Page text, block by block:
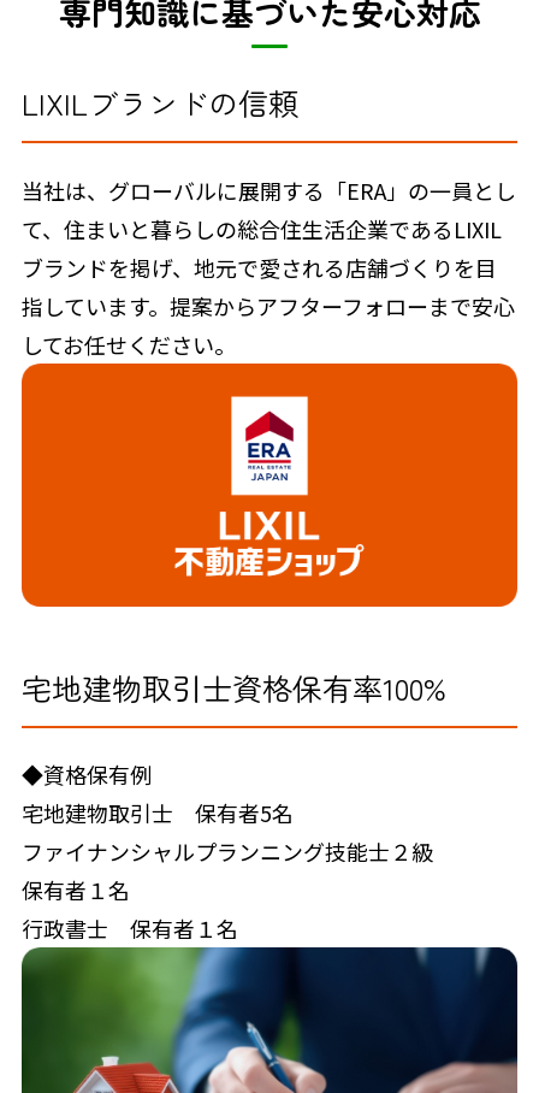
専門知識に基づいた安心対応
LIXILブランドの信頼
当社は、グローバルに展開する「ERA」の一員とし
て、住まいと暮らしの総合住生活企業であるLIXIL
ブランドを掲げ、地元で愛される店舗づくりを目
指しています。提案からアフターフォローまで安心
してお任せください。
宅地建物取引士資格保有率100%
◆資格保有例
宅地建物取引士 保有者5名
ファイナンシャルプランニング技能士２級
保有者１名
行政書士 保有者１名